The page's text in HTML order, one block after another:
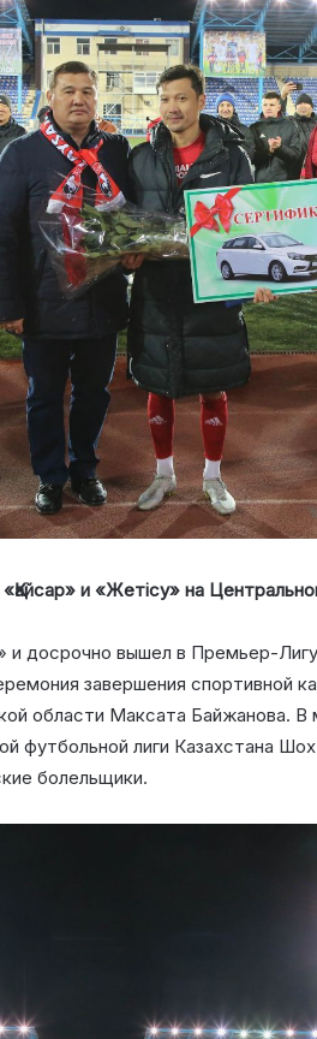
и «Жетісу» на
и досрочно вышел в Премьер-
завершения спортивной
области Максата Байжанова. В
футбольной лиги Казахстана
болельщики.